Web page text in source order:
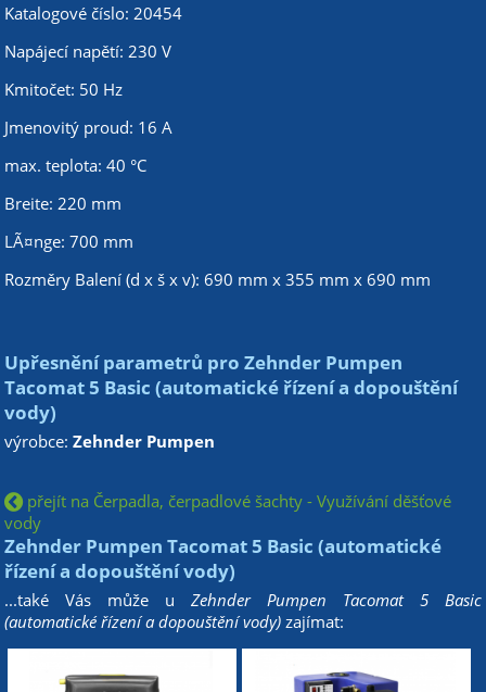
Katalogové číslo: 20454
Napájecí napětí: 230 V
Kmitočet: 50 Hz
Jmenovitý proud: 16 A
max. teplota: 40 °C
Breite: 220 mm
LÃ¤nge: 700 mm
Rozměry Balení (d x š x v): 690 mm x 355 mm x 690 mm
Upřesnění parametrů pro Zehnder Pumpen
Tacomat 5 Basic (automatické řízení a dopouštění
vody)
výrobce:Zehnder Pumpen
přejít na Čerpadla, čerpadlové šachty - Využívání děšťové
vody
Zehnder Pumpen Tacomat 5 Basic (automatické
řízení a dopouštění vody)
...také Vás může u Zehnder Pumpen Tacomat 5 Basic
(automatické řízení a dopouštění vody) zajímat: